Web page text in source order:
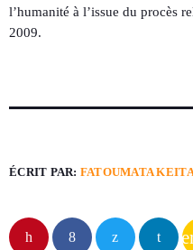
l’humanité à l’issue du procès
2009.
ÉCRIT PAR: FATOUMATA